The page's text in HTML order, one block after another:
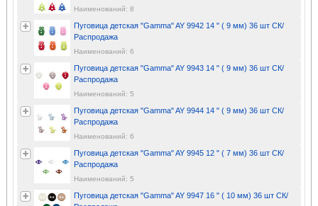
Наименований: 8
Пуговица детская "Gamma" AY 9942 14 " ( 9 мм) 36 шт СК/
Распродажа
Наименований: 6
Пуговица детская "Gamma" AY 9943 14 " ( 9 мм) 36 шт СК/
Распродажа
Наименований: 5
Пуговица детская "Gamma" AY 9944 14 " ( 9 мм) 36 шт СК/
Распродажа
Наименований: 6
Пуговица детская "Gamma" AY 9945 12 " ( 7 мм) 36 шт СК/
Распродажа
Наименований: 5
Пуговица детская "Gamma" AY 9947 16 " ( 10 мм) 36 шт СК/